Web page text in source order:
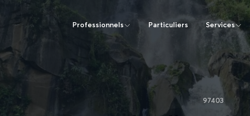
Professionnels Particuliers Services
97403